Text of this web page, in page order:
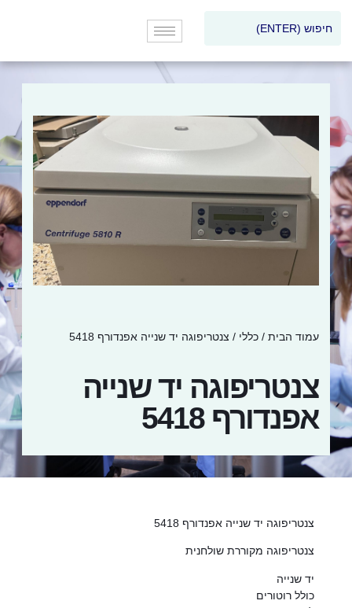
עמוד הבית / כללי / צנטריפוגה יד שנייה אפנדורף 5418
צנטריפוגה יד שנייה
אפנדורף 5418
צנטריפוגה יד שנייה אפנדורף 5418
צנטריפוגה מקוררת שולחנית
יד שנייה
כולל רוטורים